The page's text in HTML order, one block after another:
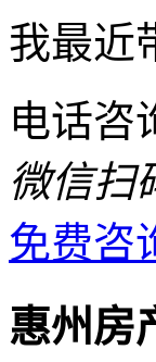
我最近
电话咨
微信扫
免费咨
惠州房